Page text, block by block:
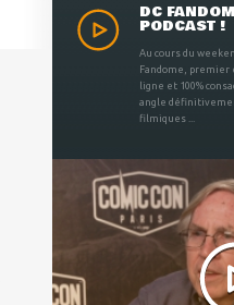
DC
PODCAST !
Au cours du
Fandome,
ligne et 100%
angle
filmiques ...